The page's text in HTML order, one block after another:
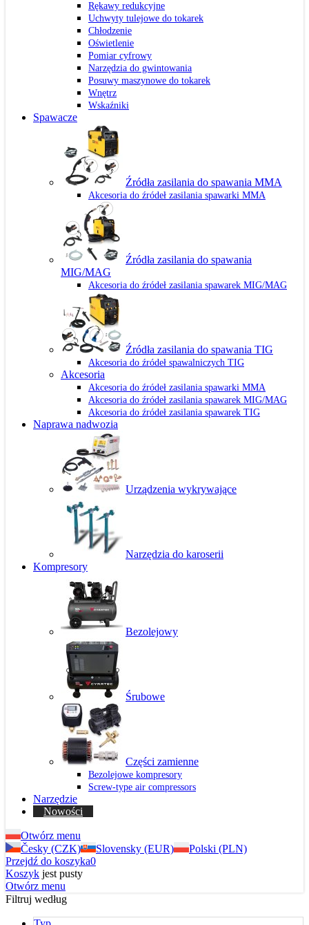
Rękawy redukcyjne
Uchwyty tulejowe do tokarek
Chłodzenie
Oświetlenie
Pomiar cyfrowy
Narzędzia do gwintowania
Posuwy maszynowe do tokarek
Wnętrz
Wskaźniki
Spawacze
Źródła zasilania do spawania MMA
Akcesoria do źródeł zasilania spawarki MMA
Źródła zasilania do spawania
MIG/MAG
Akcesoria do źródeł zasilania spawarek MIG/MAG
Źródła zasilania do spawania TIG
Akcesoria do źródeł spawalniczych TIG
Akcesoria
Akcesoria do źródeł zasilania spawarki MMA
Akcesoria do źródeł zasilania spawarek MIG/MAG
Akcesoria do źródeł zasilania spawarek TIG
Naprawa nadwozia
Urządzenia wykrywające
Narzędzia do karoserii
Kompresory
Bezolejowy
Śrubowe
Części zamienne
Bezolejowe kompresory
Screw-type air compressors
Narzędzie
Nowości
Otwórz menu
Česky (CZK)
Slovensky (EUR)
Polski (PLN)
Przejdź do koszyka0
Koszyk jest pusty
Otwórz menu
Filtruj według